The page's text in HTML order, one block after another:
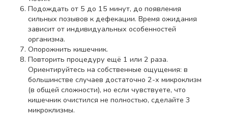
Подождать от 5 до 15 минут, до появления
сильных позывов к дефекации. Время ожидания
зависит от индивидуальных особенностей
организма.
Опорожнить кишечник.
Повторить процедуру ещё 1 или 2 раза.
Ориентируйтесь на собственные ощущения: в
большинстве случаев достаточно 2-х микроклизм
(в общей сложности), но если чувствуете, что
кишечник очистился не полностью, сделайте 3
микроклизмы.